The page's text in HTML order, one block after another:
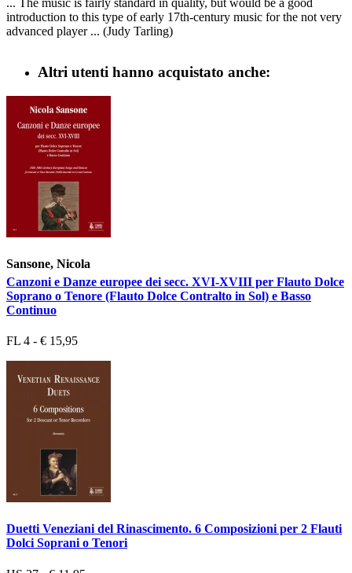
... The music is fairly standard in quality, but would be a good
introduction to this type of early 17th-century music for the not very
advanced player ... (Judy Tarling)
Altri utenti hanno acquistato anche:
Sansone, Nicola
Canzoni e Danze europee dei secc. XVI-XVIII per Flauto Dolce
Soprano o Tenore (Flauto Dolce Contralto in Sol) e Basso
Continuo
FL 4 - € 15,95
Duetti Veneziani del Rinascimento. 6 Composizioni per 2 Flauti
Dolci Soprani o Tenori